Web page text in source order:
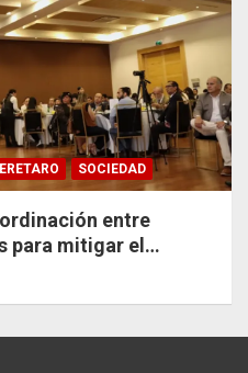
SOCIEDAD
entre
para mitigar el